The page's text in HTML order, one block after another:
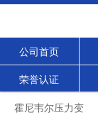
公司首页
荣誉认证
霍尼韦尔压力变